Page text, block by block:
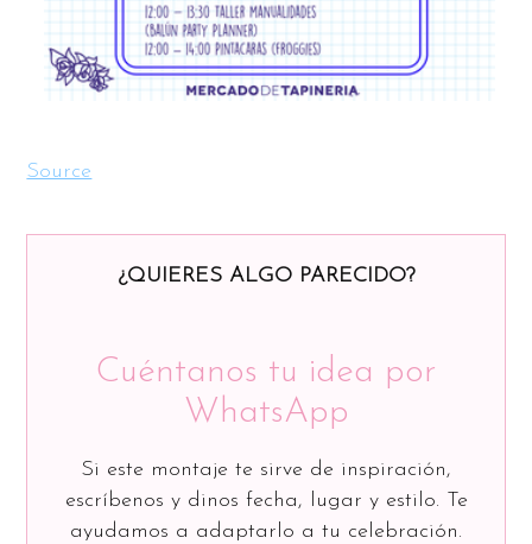
Source
¿QUIERES ALGO PARECIDO?
Cuéntanos tu idea por
WhatsApp
Si este montaje te sirve de inspiración,
escríbenos y dinos fecha, lugar y estilo. Te
ayudamos a adaptarlo a tu celebración.